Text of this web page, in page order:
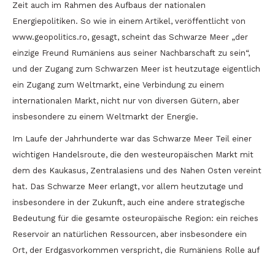
Zeit auch im Rahmen des Aufbaus der nationalen
Energiepolitiken. So wie in einem Artikel, veröffentlicht von
www.geopolitics.ro, gesagt, scheint das Schwarze Meer „der
einzige Freund Rumäniens aus seiner Nachbarschaft zu sein“,
und der Zugang zum Schwarzen Meer ist heutzutage eigentlich
ein Zugang zum Weltmarkt, eine Verbindung zu einem
internationalen Markt, nicht nur von diversen Gütern, aber
insbesondere zu einem Weltmarkt der Energie.
Im Laufe der Jahrhunderte war das Schwarze Meer Teil einer
wichtigen Handelsroute, die den westeuropäischen Markt mit
dem des Kaukasus, Zentralasiens und des Nahen Osten vereint
hat. Das Schwarze Meer erlangt, vor allem heutzutage und
insbesondere in der Zukunft, auch eine andere strategische
Bedeutung für die gesamte osteuropäische Region: ein reiches
Reservoir an natürlichen Ressourcen, aber insbesondere ein
Ort, der Erdgasvorkommen verspricht, die Rumäniens Rolle auf